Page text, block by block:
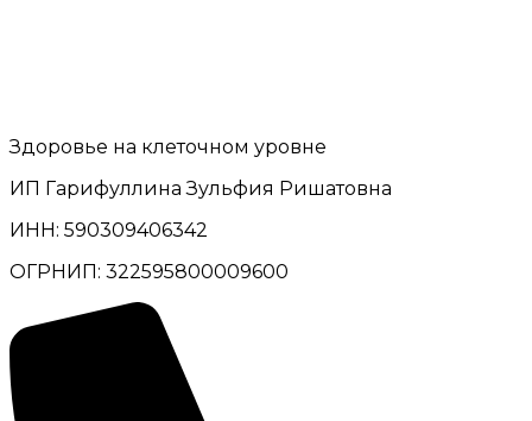
Здоровье на клеточном уровне
ИП Гарифуллина Зульфия Ришатовна
ИНН: 590309406342
ОГРНИП: 322595800009600